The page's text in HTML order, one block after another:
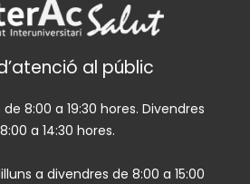
al públic
8:00 a 19:30 hores. Divendres
a 14:30 hores.
a divendres de 8:00 a 15:00